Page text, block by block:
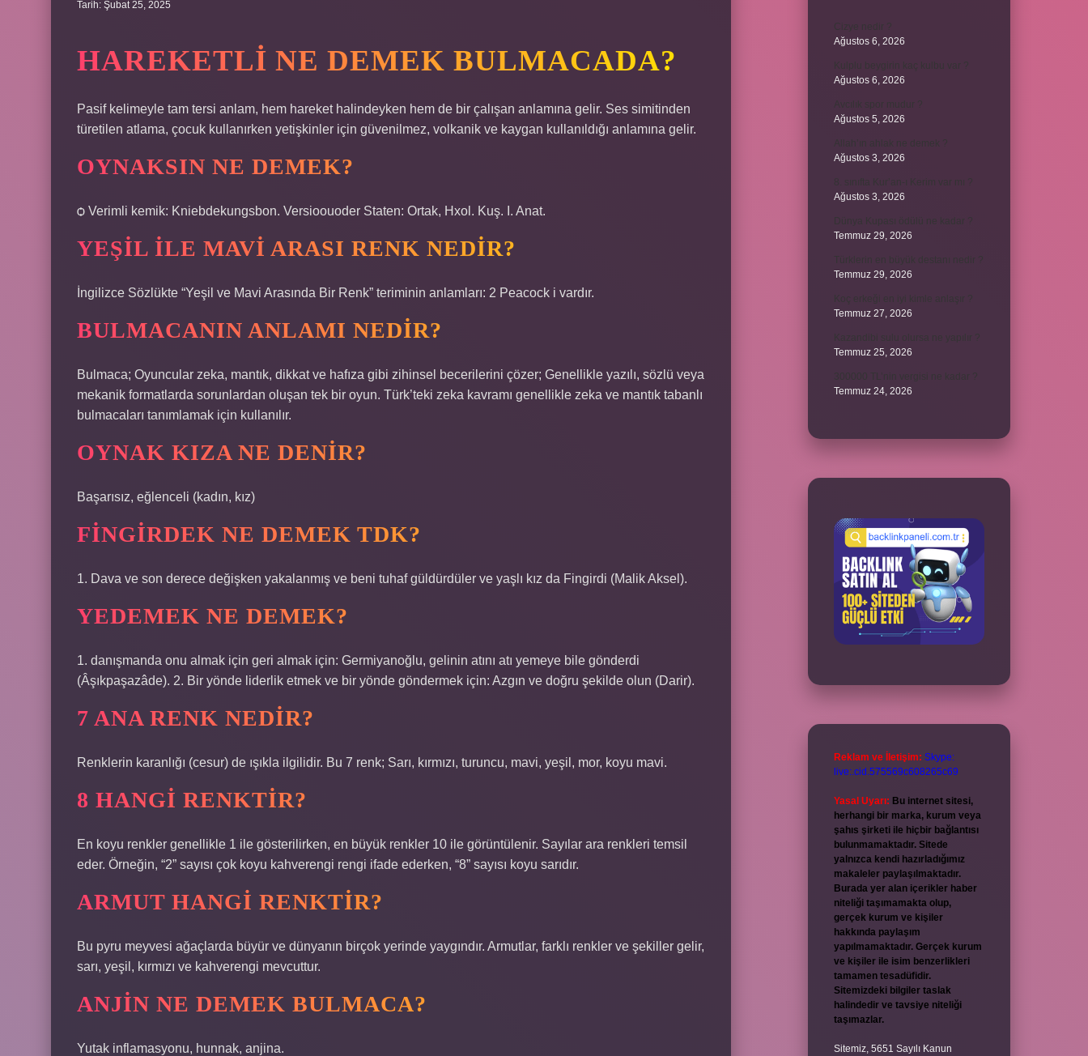
Tarih: Şubat 25, 2025
HAREKETLI NE DEMEK BULMACADA?
Pasif kelimeyle tam tersi anlam, hem hareket halindeyken hem de bir çalışan anlamına gelir. Ses simitinden
türetilen atlama, çocuk kullanırken yetişkinler için güvenilmez, volkanik ve kaygan kullanıldığı anlamına gelir.
OYNAKSIN NE DEMEK?
ѻ Verimli kemik: Kniebdekungsbon. Versioouoder Staten: Ortak, Hxol. Kuş. I. Anat.
YEŞIL ILE MAVI ARASI RENK NEDIR?
İngilizce Sözlükte “Yeşil ve Mavi Arasında Bir Renk” teriminin anlamları: 2 Peacock i vardır.
BULMACANIN ANLAMI NEDIR?
Bulmaca; Oyuncular zeka, mantık, dikkat ve hafıza gibi zihinsel becerilerini çözer; Genellikle yazılı, sözlü veya
mekanik formatlarda sorunlardan oluşan tek bir oyun. Türk’teki zeka kavramı genellikle zeka ve mantık tabanlı
bulmacaları tanımlamak için kullanılır.
OYNAK KIZA NE DENIR?
Başarısız, eğlenceli (kadın, kız)
FINGIRDEK NE DEMEK TDK?
1. Dava ve son derece değişken yakalanmış ve beni tuhaf güldürdüler ve yaşlı kız da Fingirdi (Malik Aksel).
YEDEMEK NE DEMEK?
1. danışmanda onu almak için geri almak için: Germiyanoğlu, gelinin atını atı yemeye bile gönderdi
(Âşıkpaşazâde). 2. Bir yönde liderlik etmek ve bir yönde göndermek için: Azgın ve doğru şekilde olun (Darir).
7 ANA RENK NEDIR?
Renklerin karanlığı (cesur) de ışıkla ilgilidir. Bu 7 renk; Sarı, kırmızı, turuncu, mavi, yeşil, mor, koyu mavi.
8 HANGI RENKTIR?
En koyu renkler genellikle 1 ile gösterilirken, en büyük renkler 10 ile görüntülenir. Sayılar ara renkleri temsil
eder. Örneğin, “2” sayısı çok koyu kahverengi rengi ifade ederken, “8” sayısı koyu sarıdır.
ARMUT HANGI RENKTIR?
Bu pyru meyvesi ağaçlarda büyür ve dünyanın birçok yerinde yaygındır. Armutlar, farklı renkler ve şekiller gelir,
sarı, yeşil, kırmızı ve kahverengi mevcuttur.
ANJIN NE DEMEK BULMACA?
Yutak inflamasyonu, hunnak, anjina.
Ağustos 6, 2026
Ağustos 6, 2026
Ağustos 5, 2026
Ağustos 3, 2026
Ağustos 3, 2026
Temmuz 29, 2026
Temmuz 29, 2026
Temmuz 27, 2026
Temmuz 25, 2026
Temmuz 24, 2026
Reklam ve İletişim: Skype:
live:.cid.575569c608265c69
Yasal Uyarı: Bu internet sitesi,
herhangi bir marka, kurum veya
şahıs şirketi ile hiçbir bağlantısı
bulunmamaktadır. Sitede
yalnızca kendi hazırladığımız
makaleler paylaşılmaktadır.
Burada yer alan içerikler haber
niteliği taşımamakta olup,
gerçek kurum ve kişiler
hakkında paylaşım
yapılmamaktadır. Gerçek kurum
ve kişiler ile isim benzerlikleri
tamamen tesadüfidir.
Sitemizdeki bilgiler taslak
halindedir ve tavsiye niteliği
taşımazlar.
Sitemiz, 5651 Sayılı Kanun